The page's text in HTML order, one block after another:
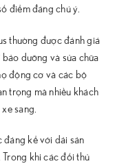
điểm đáng chú ý.
thường được đánh giá
dưỡng và sửa chữa
động cơ và các bộ
trọng mà nhiều khách
sang.
kể với dải sản
khi các đối thủ